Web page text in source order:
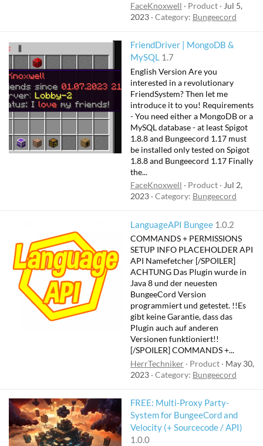
FaceKnoxwell
Product
Jul 5,
2023 Category: Bungeecord
FriendDriver | MongoDB &
MySQL 1.7
English Version Are you
interested in a revolutionary
FriendSystem? Then let me
introduce it to you! Requirements
- You need either a MongoDB or a
MySQL database - at least Spigot
1.8.8 and Bungeecord 1.17 must
be installed only tested on Spigot
1.8.8 and Bungeecord 1.17 Finally
the...
FaceKnoxwell
Product Jul 2,
2023 Category: Bungeecord
LanguageAPI Bungee 1.0.2
COMMANDS + PERMISSIONS
SETUP INFO PLACEHOLDER API
API Namefetcher [/SPOILER]
ACHTUNG Das Plugin wurde in
Java 8 und der neuesten
BungeeCord Version
programmiert und getestet. !!Es
gibt keine Garantie, dass das
Plugin auch auf anderen
Versionen funktioniert!!
[/SPOILER] COMMANDS +...
HerrTechniker
Product
May 30,
2023 Category: Bungeecord
FREE: Multi-Proxy Party-
System for BungeeCord and
Velocity (+ Sourcecode / API)
1.0.0